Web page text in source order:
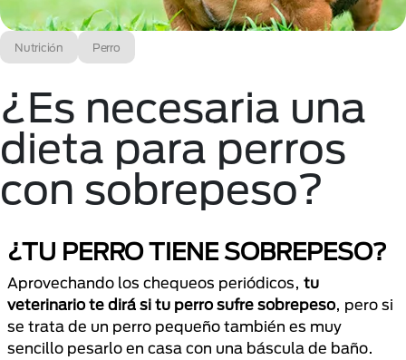
Nutrición Perro
¿Es necesaria una
dieta para perros
con sobrepeso?
¿TU PERRO TIENE SOBREPESO?
Aprovechando los chequeos periódicos, tu
veterinario te dirá si tu perro sufre sobrepeso, pero si
se trata de un perro pequeño también es muy
sencillo pesarlo en casa con una báscula de baño.